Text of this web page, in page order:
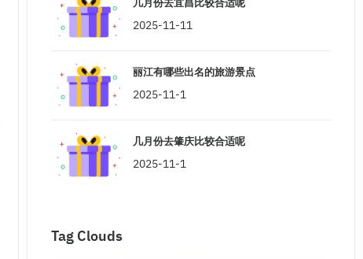
2025-11-11
丽江有哪些出名的旅游景点
2025-11-1
几月份去肇庆比较合适呢
2025-11-1
Tag Clouds